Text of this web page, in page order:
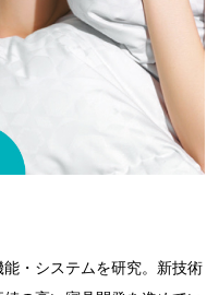
・システムを研究。新技術